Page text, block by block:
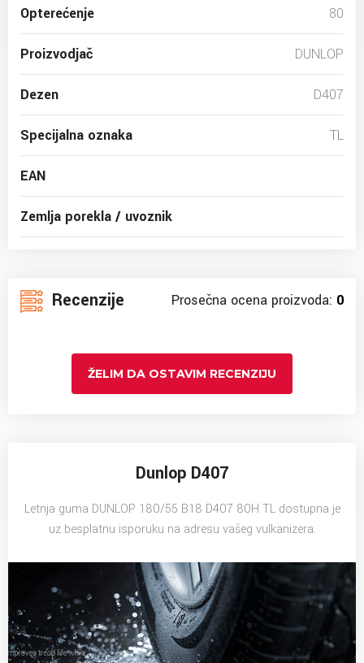
Opterećenje 80
Proizvodjač DUNLOP
Dezen D407
Specijalna oznaka TL
EAN
Zemlja porekla / uvoznik
Recenzije Prosečna ocena proizvoda: 0
ŽELIM DA OSTAVIM RECENZIJU
Dunlop D407
Letnja guma DUNLOP 180/55 B18 D407 80H TL dostupna je
uz besplatnu isporuku na adresu vašeg vulkanizera.